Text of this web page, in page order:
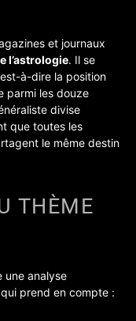
et journaux
l’astrologie. Il se
à-dire la position
parmi les douze
divise
que toutes les
le même destin
THÈME
une analyse
prend en compte :